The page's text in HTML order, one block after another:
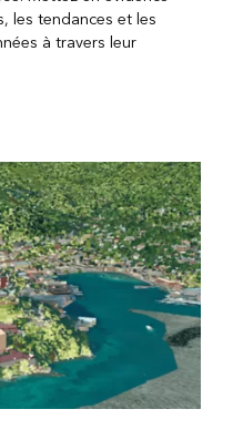
les tendances et les
à travers leur